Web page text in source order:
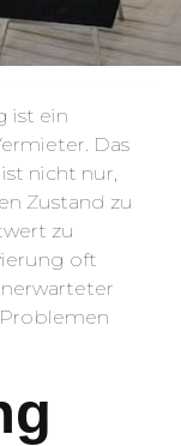
ist ein
Das
nicht nur,
Zustand zu
zu
oft